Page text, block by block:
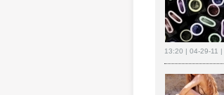
13:20 | 04-29-11 |